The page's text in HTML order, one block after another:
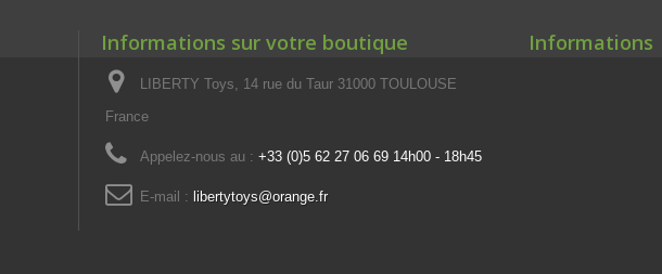
Informations sur votre boutique
LIBERTY Toys, 14 rue du Taur 31000 TOULOUSE
France
Appelez-nous au : +33 (0)5 62 27 06 69 14h00 - 18h45
E-mail : libertytoys@orange.fr
Informations